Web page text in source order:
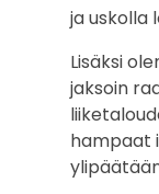
ja uskolla
Lisäksi
jaksoin
hampaat